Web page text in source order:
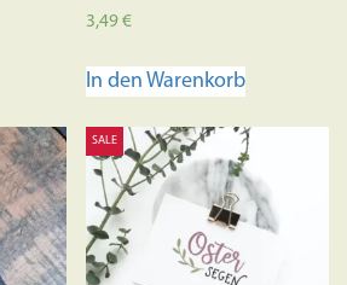
3,49€
In den Warenkorb
SALE